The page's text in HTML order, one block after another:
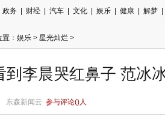
政务 财经 汽车 文化 娱乐 健康 解梦
： 娱乐 > 星光灿烂 >
到李晨哭红鼻子 范冰
东森新闻云 参与评论()人